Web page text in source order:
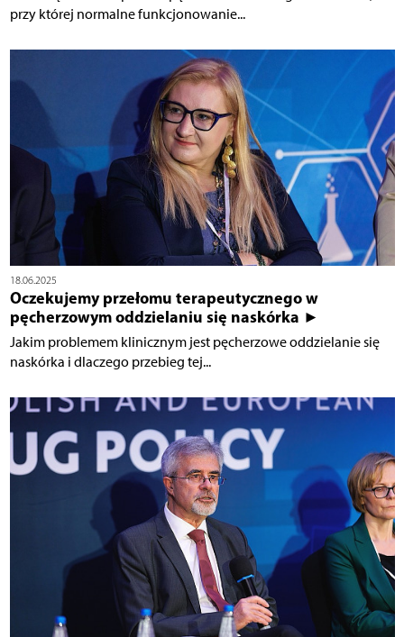
przy której normalne funkcjonowanie...
18.06.2025
Oczekujemy przełomu terapeutycznego w
pęcherzowym oddzielaniu się naskórka ►
Jakim problemem klinicznym jest pęcherzowe oddzielanie się
naskórka i dlaczego przebieg tej...